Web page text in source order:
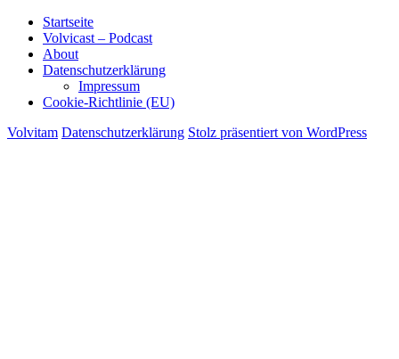
Startseite
Volvicast – Podcast
About
Datenschutzerklärung
Impressum
Cookie-Richtlinie (EU)
Volvitam Datenschutzerklärung Stolz präsentiert von WordPress